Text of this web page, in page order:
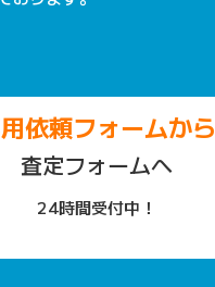
依頼フォームから
査定フォームへ
24時間受付中！